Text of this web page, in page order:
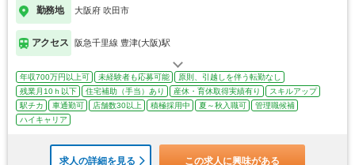
勤務地 大阪府 吹田市
アクセス 阪急千里線 豊津(大阪)駅
年収700万円以上可 未経験者も応募可能
原則、引越しを伴う転勤なし
残業月10ｈ以下
住宅補助（手当）あり 産休・育休取得実績有り
スキルアップ
駅チカ
車通勤可 店舗数30以上 積極採用中 夏～秋入職可
管理職候補
ハイキャリア
求人の詳細を見る この求人に興味がある